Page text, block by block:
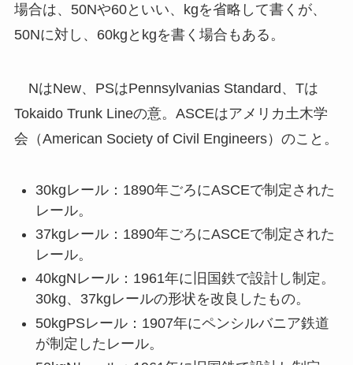
場合は、50Nや60といい、kgを省略して書くが、
50Nに対し、60kgとkgを書く場合もある。
NはNew、PSはPennsylvanias Standard、Tは
Tokaido Trunk Lineの意。ASCEはアメリカ土木学
会（American Society of Civil Engineers）のこと。
30kgレール：1890年ごろにASCEで制定された
レール。
37kgレール：1890年ごろにASCEで制定された
レール。
40kgNレール：1961年に旧国鉄で設計し制定。
30kg、37kgレールの形状を改良したもの。
50kgPSレール：1907年にペンシルバニア鉄道
が制定したレール。